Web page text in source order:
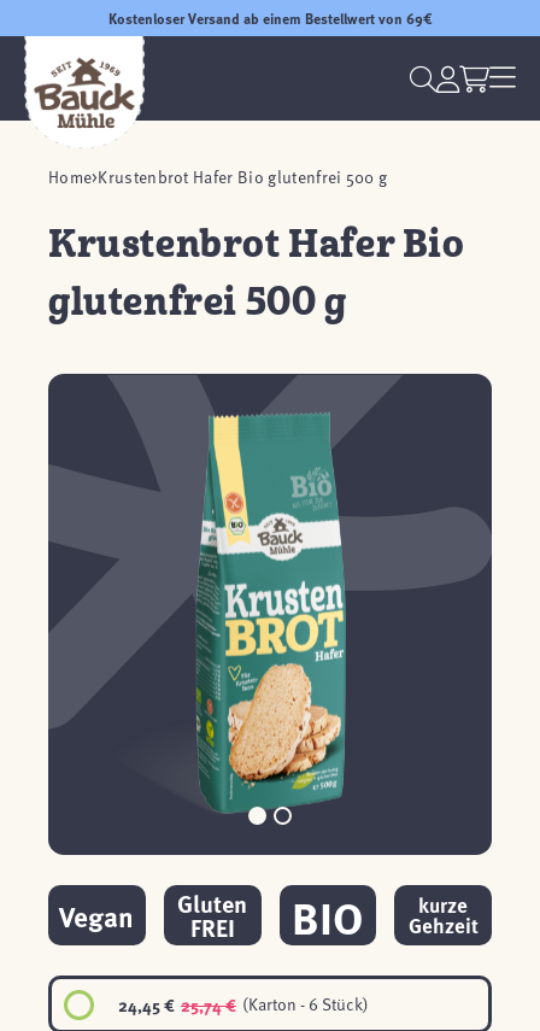
Kostenloser Versand ab einem Bestellwert von 69€
Home Krustenbrot Hafer Bio glutenfrei 500 g
Vegan Gluten
FREI BIO kurze
Gehzeit
Krustenbrot Hafer Bio
glutenfrei 500 g
24,45 € 25,74 € (Karton - 6 Stück)